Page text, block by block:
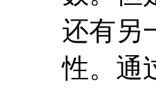
还有另
性。通